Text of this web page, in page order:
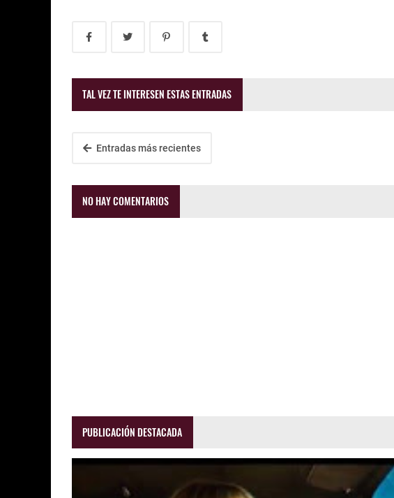
TAL VEZ TE INTERESEN ESTAS ENTRADAS
Entradas más recientes
NO HAY COMENTARIOS
PUBLICACIÓN DESTACADA